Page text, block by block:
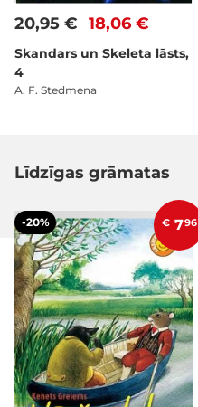
18,06 €
20,95 €
Skandars un Skeleta lāsts,
4
A. F. Stedmena
Līdzīgas grāmatas
-20% € 796